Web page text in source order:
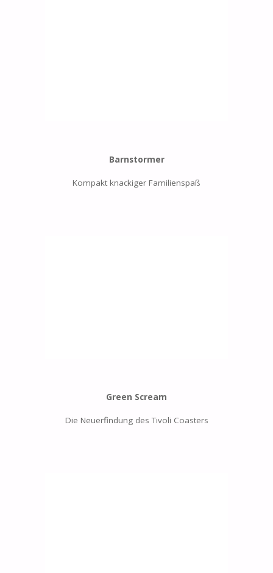
Barnstormer
Kompakt knackiger Familienspaß
Green Scream
Die Neuerfindung des Tivoli Coasters